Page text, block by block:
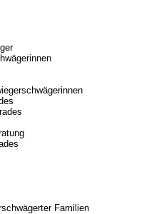
Familien